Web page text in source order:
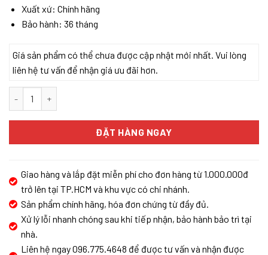
Xuất xứ: Chính hãng
Bảo hành: 36 tháng
Giá sản phẩm có thể chưa được cập nhật mới nhất. Vui lòng
liên hệ tư vấn để nhận giá ưu đãi hơn.
ĐẶT HÀNG NGAY
Giao hàng và lắp đặt miễn phí cho đơn hàng từ 1.000.000đ
trở lên tại TP.HCM và khu vực có chi nhánh.
Sản phẩm chính hãng, hóa đơn chứng từ đầy đủ.
Xử lý lỗi nhanh chóng sau khi tiếp nhận, bảo hành bảo trì tại
nhà.
Liên hệ ngay 096.775.4648 để được tư vấn và nhận được